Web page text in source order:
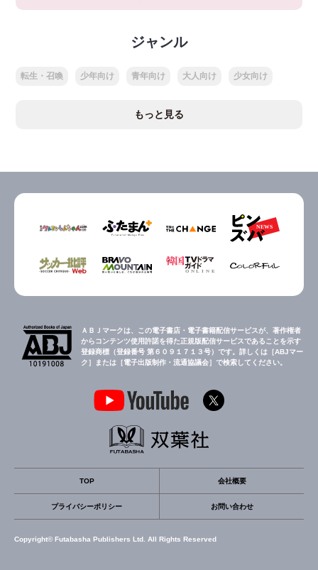
ジャンル
転生・召喚 少年向け 青年向け 大人向け 少女向け
もっと見る
ＡＢＪマークは、この電子書店・電子書籍配信サービスが、著作権者
からコンテンツ使用許諾を得た正規版配信サービスであることを示す
登録商標（登録番号 第６０９１７１３号）です。詳しくは［ABJマー
ク］または［電子出版制作・流通協議会］で検索してください。
TOP 会社概要
プライバシーポリシー お問い合わせ
Copyright© Futabasha Publishers Ltd. All Rights Reserved